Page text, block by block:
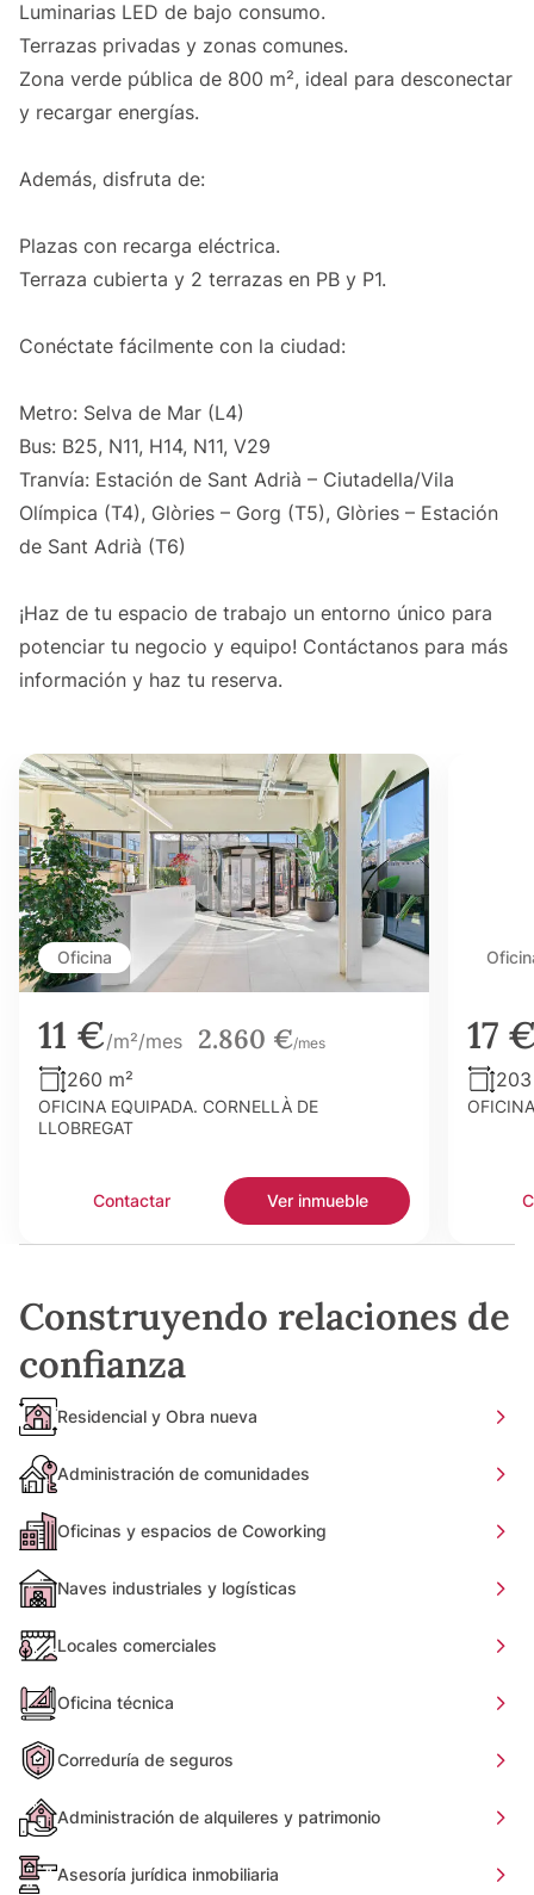
Luminarias LED de bajo consumo.
Terrazas privadas y zonas comunes.
Zona verde pública de 800 m², ideal para desconectar
y recargar energías.
Además, disfruta de:
Plazas con recarga eléctrica.
Terraza cubierta y 2 terrazas en PB y P1.
Conéctate fácilmente con la ciudad:
Metro: Selva de Mar (L4)
Bus: B25, N11, H14, N11, V29
Tranvía: Estación de Sant Adrià – Ciutadella/Vila
Olímpica (T4), Glòries – Gorg (T5), Glòries – Estación
de Sant Adrià (T6)
¡Haz de tu espacio de trabajo un entorno único para
potenciar tu negocio y equipo! Contáctanos para más
información y haz tu reserva.
Oficina
11 €/m²/mes 2.860 €/mes
260 m²
OFICINA EQUIPADA. CORNELLÀ DE
LLOBREGAT
Contactar Ver inmueble
17
Construyendo relaciones de
confianza
Residencial y Obra nueva
Administración de comunidades
Oficinas y espacios de Coworking
Naves industriales y logísticas
Locales comerciales
Oficina técnica
Correduría de seguros
Administración de alquileres y patrimonio
Asesoría jurídica inmobiliaria